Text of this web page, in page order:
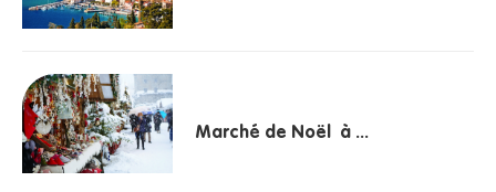
Marché de Noël à ...